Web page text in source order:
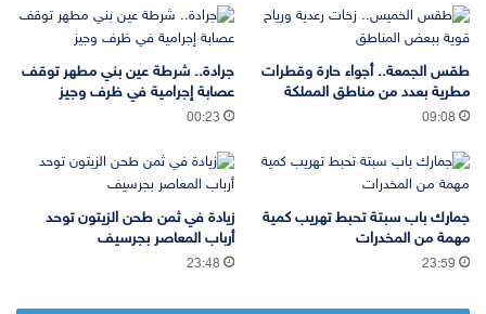
طقس الجمعة.. أجواء حارة وقطرات
مطرية بعدد من مناطق المملكة
09:08
جرادة.. شرطة عين بني مطهر توقف
عصابة إجرامية في ظرف وجيز
00:23
جمارك باب سبتة تحبط تهريب كمية
مهمة من المخدرات
23:59
زيادة في ثمن طحن الزيتون توحد
أرباب المعاصر بجرسيف
23:48